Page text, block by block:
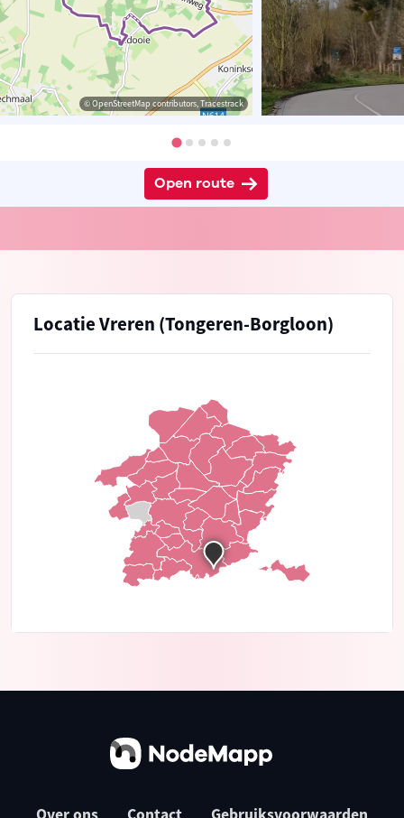
© OpenStreetMap contributors, Tracestrack
Open route
Locatie Vreren (Tongeren-Borgloon)